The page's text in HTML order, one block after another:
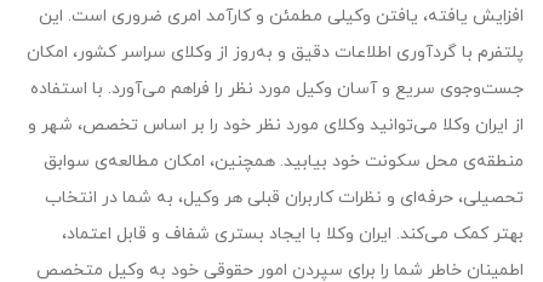
افزایش یافته، یافتن وکیلی مطمئن و کارآمد امری ضروری است. این
پلتفرم با گردآوری اطلاعات دقیق و به‌روز از وکلای سراسر کشور، امکان
جست‌وجوی سریع و آسان وکیل مورد نظر را فراهم می‌آورد. با استفاده
از ایران وکلا می‌توانید وکلای مورد نظر خود را بر اساس تخصص، شهر و
منطقه‌ی محل سکونت خود بیابید. همچنین، امکان مطالعه‌ی سوابق
تحصیلی، حرفه‌ای و نظرات کاربران قبلی هر وکیل، به شما در انتخاب
بهتر کمک می‌کند. ایران وکلا با ایجاد بستری شفاف و قابل اعتماد،
اطمینان خاطر شما را برای سپردن امور حقوقی خود به وکیل متخصص